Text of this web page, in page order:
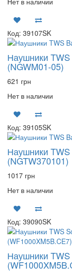
Код: 39107SK
Наушники
(NGWM01-05)
621 грн
Нет в наличии
Код: 39105SK
Наушники
(NGTW370101)
1017 грн
Нет в наличии
Код: 39090SK
Наушники